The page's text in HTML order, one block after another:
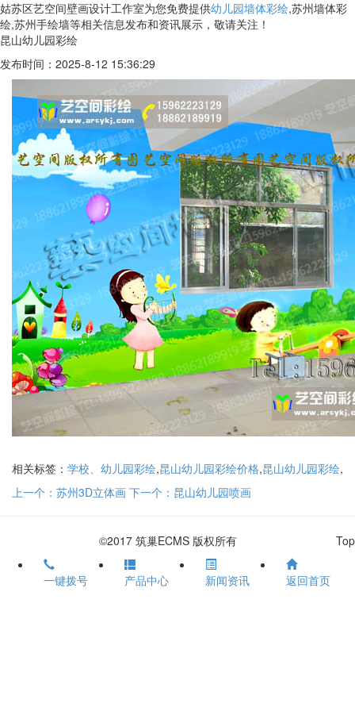
姑苏区艺空间壁画设计工作室为您免费提供幼儿园墙体彩绘,苏州墙体彩
绘,苏州手绘墙等相关信息发布和资讯展示，敬请关注！
昆山幼儿园彩绘
发布时间：2025-8-12 15:36:29
相关标签： 学校、幼儿园彩绘,昆山幼儿园彩绘价格,昆山幼儿园彩绘,
上一个：苏州3D立体画 下一个：昆山幼儿园喷画
Top
©2017 筑巢ECMS 版权所有
一键拨号 产品中心 新闻资讯 返回首页